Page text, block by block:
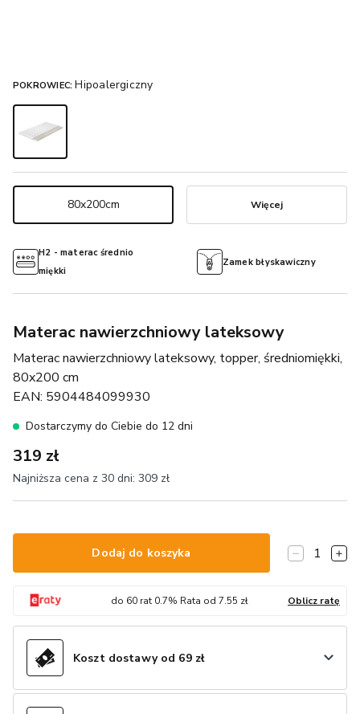
Materac nawierzchniowy lateksowy
Materac nawierzchniowy lateksowy, topper, średniomiękki,
80x200 cm
EAN: 5904484099930
Dostarczymy do Ciebie do 12 dni
319 zł
Najniższa cena z 30 dni: 309 zł
POKROWIEC: Hipoalergiczny
H2 - materac średnio
miękki
Zamek błyskawiczny
80x200cm Więcej
Dodaj do koszyka 1
do 60rat 0.7% Rata od 7.55 zł Oblicz ratę
Koszt dostawy od 69 zł